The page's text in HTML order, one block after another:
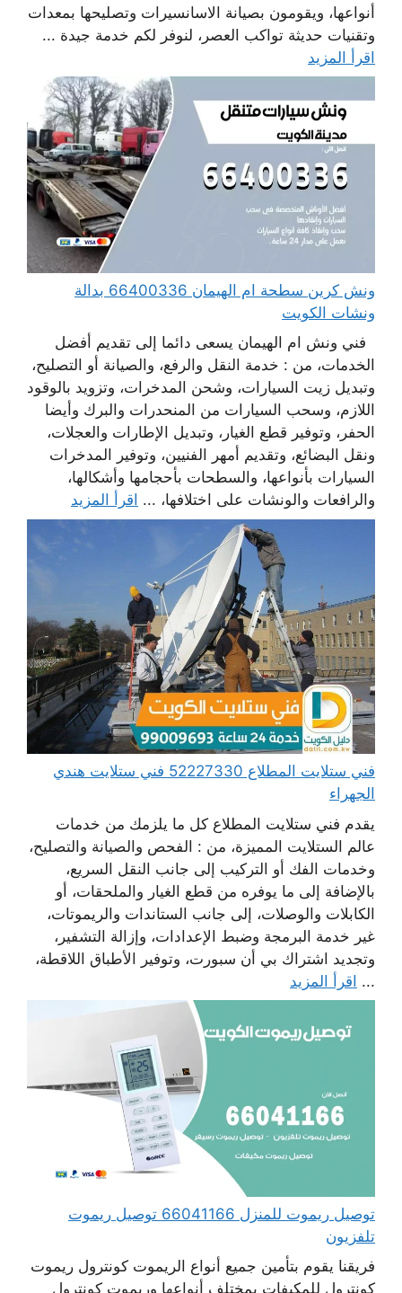
أنواعها، ويقومون بصيانة الاسانسيرات وتصليحها بمعدات
وتقنيات حديثة تواكب العصر، لنوفر لكم خدمة جيدة ...
اقرأ المزيد
ونش كرين سطحة ام الهيمان 66400336 بدالة
ونشات الكويت
فني ونش ام الهيمان يسعى دائما إلى تقديم أفضل
الخدمات، من : خدمة النقل والرفع، والصيانة أو التصليح،
وتبديل زيت السيارات، وشحن المدخرات، وتزويد بالوقود
اللازم، وسحب السيارات من المنحدرات والبرك وأيضا
الحفر، وتوفير قطع الغيار، وتبديل الإطارات والعجلات،
ونقل البضائع، وتقديم أمهر الفنيين، وتوفير المدخرات
السيارات بأنواعها، والسطحات بأحجامها وأشكالها،
والرافعات والونشات على اختلافها، ... اقرأ المزيد
فني ستلايت المطلاع 52227330 فني ستلايت هندي
الجهراء
يقدم فني ستلايت المطلاع كل ما يلزمك من خدمات
عالم الستلايت المميزة، من : الفحص والصيانة والتصليح،
وخدمات الفك أو التركيب إلى جانب النقل السريع،
بالإضافة إلى ما يوفره من قطع الغيار والملحقات، أو
الكابلات والوصلات، إلى جانب الستاندات والريموتات،
غير خدمة البرمجة وضبط الإعدادات، وإزالة التشفير،
وتجديد اشتراك بي أن سبورت، وتوفير الأطباق اللاقطة،
... اقرأ المزيد
توصيل ريموت للمنزل 66041166 توصيل ريموت
تلفزيون
فريقنا يقوم بتأمين جميع أنواع الريموت كونترول ريموت
كونترول للمكيفات بمختلف أنواعها وريموت كونترول